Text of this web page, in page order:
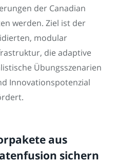
der Canadian
werden. Ziel ist der
modular
die adaptive
Übungsszenarien
Innovationspotenzial
aus
sichern